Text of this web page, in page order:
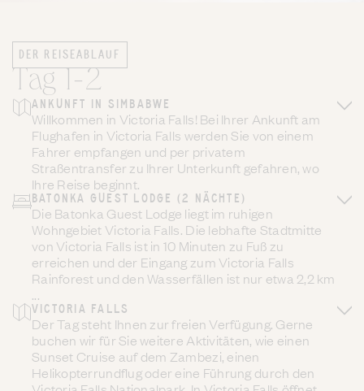
DER REISEABLAUF
Tag 1-2
ANKUNFT IN SIMBABWE
Willkommen in Victoria Falls! Bei Ihrer Ankunft am
Flughafen in Victoria Falls werden Sie von einem
Fahrer empfangen und per privatem
Straßentransfer zu Ihrer Unterkunft gefahren, wo
Ihre Reise beginnt.
BATONKA GUEST LODGE (2 NÄCHTE)
Die Batonka Guest Lodge liegt im ruhigen
Wohngebiet Victoria Falls. Die lebhafte Stadtmitte
von Victoria Falls ist in 10 Minuten zu Fuß zu
erreichen und der Eingang zum Victoria Falls
Rainforest und den Wasserfällen ist nur etwa 2,2 km
...
VICTORIA FALLS
Der Tag steht Ihnen zur freien Verfügung. Gerne
buchen wir für Sie weitere Aktivitäten, wie einen
Sunset Cruise auf dem Zambezi, einen
Helikopterrundflug oder eine Führung durch den